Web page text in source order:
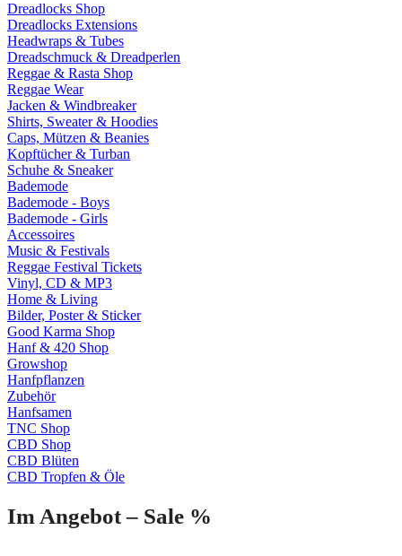
Dreadlocks Shop
Dreadlocks Extensions
Headwraps & Tubes
Dreadschmuck & Dreadperlen
Reggae & Rasta Shop
Reggae Wear
Jacken & Windbreaker
Shirts, Sweater & Hoodies
Caps, Mützen & Beanies
Kopftücher & Turban
Schuhe & Sneaker
Bademode
Bademode - Boys
Bademode - Girls
Accessoires
Music & Festivals
Reggae Festival Tickets
Vinyl, CD & MP3
Home & Living
Bilder, Poster & Sticker
Good Karma Shop
Hanf & 420 Shop
Growshop
Hanfpflanzen
Zubehör
Hanfsamen
TNC Shop
CBD Shop
CBD Blüten
CBD Tropfen & Öle
Im Angebot – Sale %